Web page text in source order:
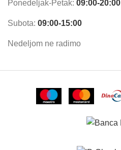
Ponedeljak-Petak: 09:00-20:00
Subota: 09:00-15:00
Nedeljom ne radimo